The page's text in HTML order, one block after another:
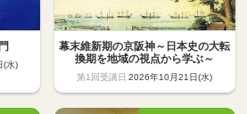
(水)
幕末維新期の京阪神～日本史の大転
換期を地域の視点から学ぶ～
2026年10月21日(水)